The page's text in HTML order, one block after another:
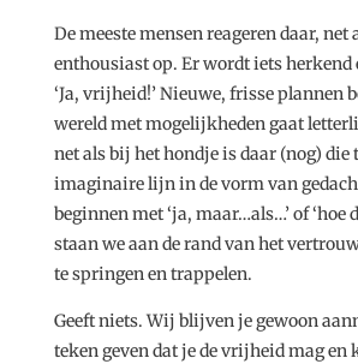
De meeste mensen reageren daar, net
enthousiast op. Er wordt iets herkend
‘Ja, vrijheid!’ Nieuwe, frisse plannen
wereld met mogelijkheden gaat
net als bij het hondje is daar (nog)
imaginaire lijn in de vorm van
beginnen met ‘ja, maar…als…’ of ‘hoe
staan we aan de rand van het
te springen en trappelen.
Geeft niets. Wij blijven je gewoon
teken geven dat je de vrijheid mag en